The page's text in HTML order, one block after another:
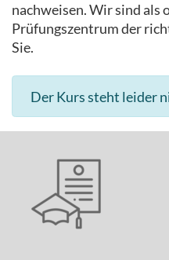
nachweisen. Wir sind als
Prüfungszentrum der
Sie.
Der Kurs steht leider